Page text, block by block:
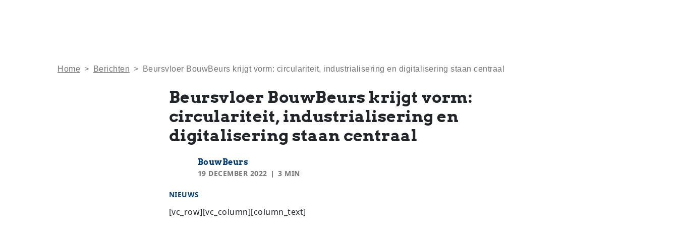
Home > Berichten > Beursvloer BouwBeurs krijgt vorm: circulariteit, industrialisering en digitalisering staan centraal
Beursvloer BouwBeurs krijgt vorm:
circulariteit, industrialisering en
digitalisering staan centraal
BouwBeurs
19 DECEMBER 2022
3 MIN
NIEUWS
[vc_row][vc_column][column_text]